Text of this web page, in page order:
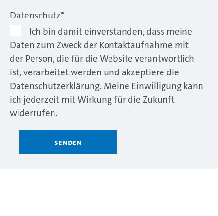
Datenschutz*
Ich bin damit einverstanden, dass meine
Daten zum Zweck der Kontaktaufnahme mit
der Person, die für die Website verantwortlich
ist, verarbeitet werden und akzeptiere die
Datenschutzerklärung. Meine Einwilligung kann
ich jederzeit mit Wirkung für die Zukunft
widerrufen.